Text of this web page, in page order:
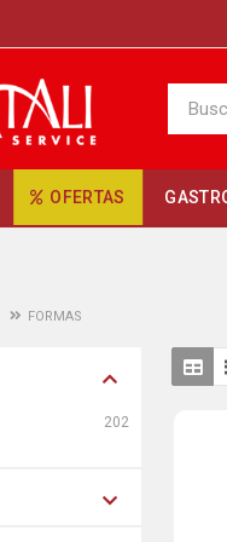
OFERTAS
FORMAS
202